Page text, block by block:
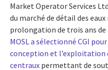
Market Operator Services
du marché de détail des
prolongation de trois ans de
MOSL a sélectionné CGI
conception et l’exploitation
centraux permettant de